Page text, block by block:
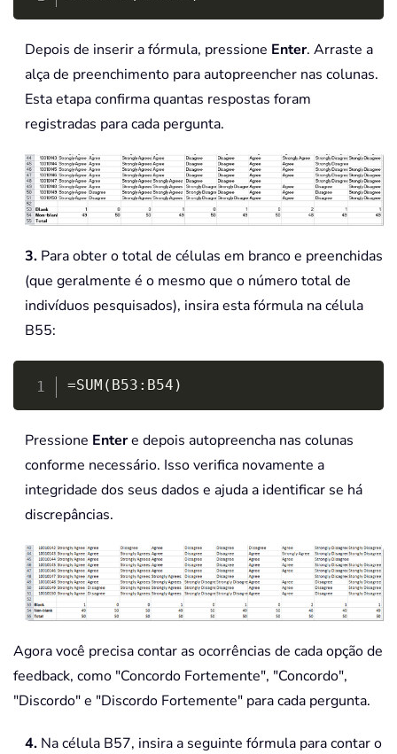
Depois de inserir a fórmula, pressione Enter. Arraste a
alça de preenchimento para autopreencher nas colunas.
Esta etapa confirma quantas respostas foram
registradas para cada pergunta.
3. Para obter o total de células em branco e preenchidas
(que geralmente é o mesmo que o número total de
indivíduos pesquisados), insira esta fórmula na célula
B55:
=SUM(B53:B54)
Pressione Entere depois autopreencha nas colunas
conforme necessário. Isso verifica novamente a
integridade dos seus dados e ajuda a identificar se há
discrepâncias.
Agora você precisa contar as ocorrências de cada opção de
feedback, como "Concordo Fortemente", "Concordo",
"Discordo" e "Discordo Fortemente" para cada pergunta.
4. Na célula B57, insira a seguinte fórmula para contar o